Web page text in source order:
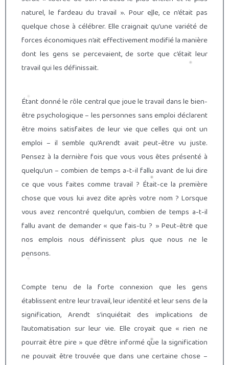
naturel, le fardeau du travail ». Pour elle, ce n’était pas
quelque chose à célébrer. Elle craignait qu’une variété de
forces économiques n’ait effectivement modifié la manière
dont les gens se percevaient, de sorte que c’était leur
travail qui les définissait.
Étant donné le rôle central que joue le travail dans le bien-
être psychologique – les personnes sans emploi déclarent
être moins satisfaites de leur vie que celles qui ont un
emploi – il semble qu’Arendt avait peut-être vu juste.
Pensez à la dernière fois que vous vous êtes présenté à
quelqu’un – combien de temps a-t-il fallu avant de lui dire
ce que vous faites comme travail ? Était-ce la première
chose que vous lui avez dite après votre nom ? Lorsque
vous avez rencontré quelqu’un, combien de temps a-t-il
fallu avant de demander « que fais-tu ? » Peut-être que
nos emplois nous définissent plus que nous ne le
pensons.
Compte tenu de la forte connexion que les gens
établissent entre leur travail, leur identité et leur sens de la
signification, Arendt s’inquiétait des implications de
l’automatisation sur leur vie. Elle croyait que « rien ne
pourrait être pire » que d’être informé que la signification
ne pouvait être trouvée que dans une certaine chose –